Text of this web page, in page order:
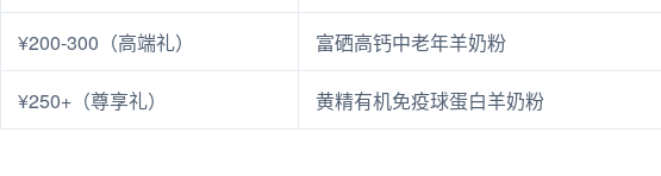
¥200-300（高端礼） 富硒高钙中老年羊奶粉
¥250+（尊享礼） 黄精有机免疫球蛋白羊奶粉